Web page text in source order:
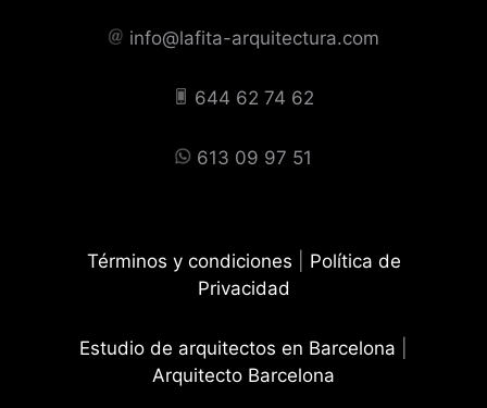
info@lafita-arquitectura.com
644 62 74 62
613 09 97 51
Términos y condiciones
Política de
Privacidad
Estudio de arquitectos en Barcelona
Arquitecto Barcelona